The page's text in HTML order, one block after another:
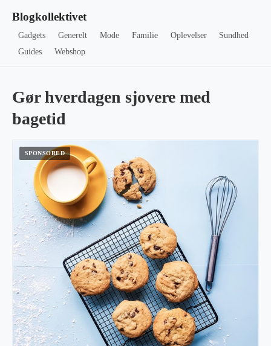
Blogkollektivet
Gadgets Generelt Mode Familie Oplevelser
Sundhed
Guides
Webshop
Gør hverdagen sjovere med
bagetid